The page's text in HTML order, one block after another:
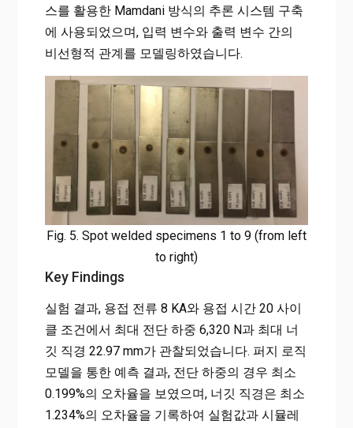
스를 활용한 Mamdani 방식의 추론 시스템 구축
에 사용되었으며, 입력 변수와 출력 변수 간의
비선형적 관계를 모델링하였습니다.
Fig. 5. Spot welded specimens 1 to 9 (from left
to right)
Key Findings
실험 결과, 용접 전류 8 KA와 용접 시간 20 사이
클 조건에서 최대 전단 하중 6,320 N과 최대 너
깃 직경 22.97 mm가 관찰되었습니다. 퍼지 로직
모델을 통한 예측 결과, 전단 하중의 경우 최소
0.199%의 오차율을 보였으며, 너깃 직경은 최소
1.234%의 오차율을 기록하여 실험값과 시뮬레